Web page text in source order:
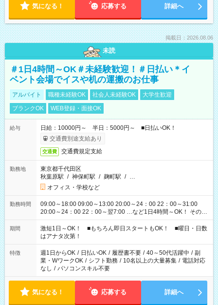
気になる！ 応募する 詳細へ
掲載日：2026.08.06
未読
＃1日4時間～OK＃未経験歓迎！＃日払い＊イ
ベント会場でイスや机の運搬のお仕事
アルバイト 職種未経験OK 社会人未経験OK
大学生歓迎
ブランクOK
WEB登録・面接OK
給与
日給：10000円～ 半日：5000円～ ■日払いOK！
交通費別途支給あり
交通費 交通費規定支給
勤務地
東京都千代田区
秋葉原駅 / 神保町駅 / 麹町駅 / …
オフィス・学校など
勤務時間
09:00～18:00 09:00～13:00 20:00～24：00 22：00～31:00
20:00～24：00 22：00～翌7:00 …など1日4時間～OK！ その他
シフトもございます！ お気軽にご相談ください！
期間
激短1日～OK！ ■もちろん即日スタートもOK！ ■曜日・日数
はアナタ次第！
特徴 週1日からOK / 日払いOK / 履歴書不要 / 40～50代活躍中 / 副
業・WワークOK / シフト勤務 / 10名以上の大量募集 / 電話対応
なし / パソコンスキル不要
気になる！ 応募する 詳細へ